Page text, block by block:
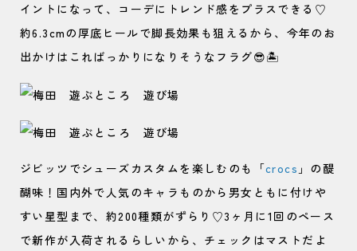
イントになって、コーデにトレンド感をプラスできる♡
約6.3cmの厚底ヒールで脚長効果も狙えるから、今年のお
出かけはこればっかりになりそうなフラグ😎🏝
ジビッツでシューズカスタムを楽しむのも「crocs 」の醍
醐味！国内外で人気のキャラものから男女ともに付けや
すい星型まで、約200種類がずらり♡3ヶ月に1回のペース
で新作が入荷されるらしいから、チェックはマストだよ